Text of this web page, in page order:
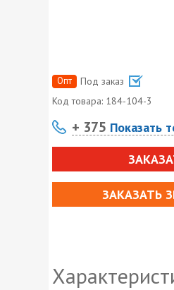
Опт
Под заказ
Код товара: 184-104-3
+ 375 Показать
ЗАКАЗАТЬ